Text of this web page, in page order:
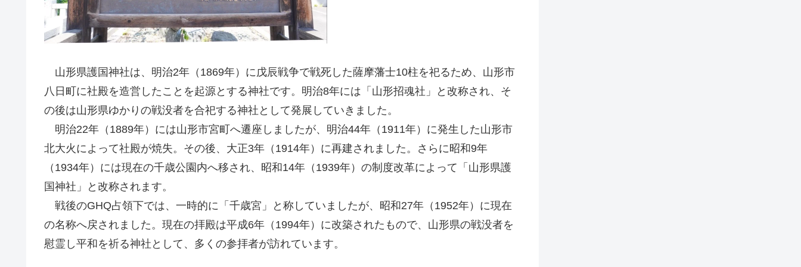
山形県護国神社は、明治2年（1869年）に戊辰戦争で戦死した薩摩藩士10柱を祀るため、山形市
八日町に社殿を造営したことを起源とする神社です。明治8年には「山形招魂社」と改称され、そ
の後は山形県ゆかりの戦没者を合祀する神社として発展していきました。
明治22年（1889年）には山形市宮町へ遷座しましたが、明治44年（1911年）に発生した山形市
北大火によって社殿が焼失。その後、大正3年（1914年）に再建されました。さらに昭和9年
（1934年）には現在の千歳公園内へ移され、昭和14年（1939年）の制度改革によって「山形県護
国神社」と改称されます。
戦後のGHQ占領下では、一時的に「千歳宮」と称していましたが、昭和27年（1952年）に現在
の名称へ戻されました。現在の拝殿は平成6年（1994年）に改築されたもので、山形県の戦没者を
慰霊し平和を祈る神社として、多くの参拝者が訪れています。